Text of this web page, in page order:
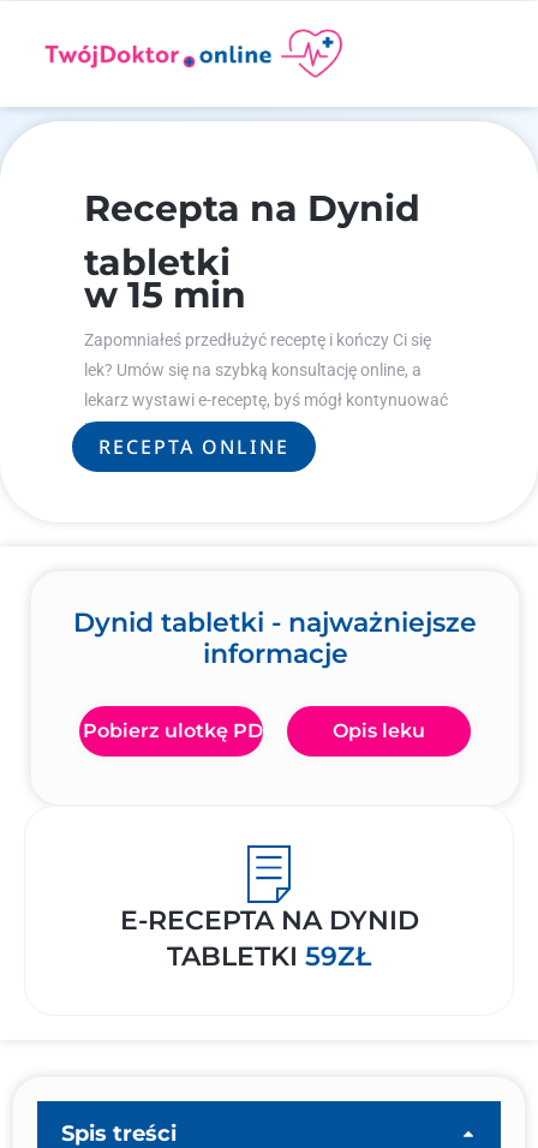
Recepta na Dynid
tabletki
w 15 min
Zapomniałeś przedłużyć receptę i kończy Ci się
lek? Umów się na szybką konsultację online, a
lekarz wystawi e-receptę, byś mógł kontynuować
leczenie.
RECEPTA ONLINE
Dynid tabletki - najważniejsze
informacje
Pobierz ulotkę PDF Opis leku
E-RECEPTA NA DYNID
TABLETKI 59ZŁ
Spis treści